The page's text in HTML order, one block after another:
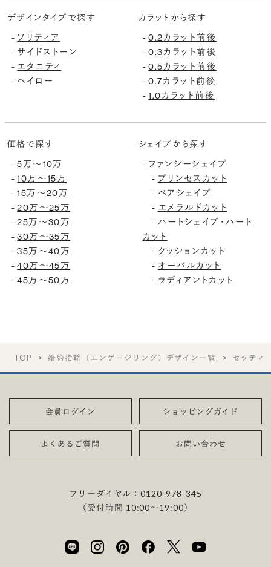
デザインタイプで探す
- ソリティア
- サイドストーン
- エタニティ
- ヘイロー
カラットから探す
-0.2カラット前後
-0.3カラット前後
-0.5カラット前後
-0.7カラット前後
-1.0カラット前後
価格で探す
-5万〜10万
-10万〜15万
-15万〜20万
-20万〜25万
-25万〜30万
-30万〜35万
-35万〜40万
-40万〜45万
-45万〜50万
シェイプから探す
- ファンシーシェイプ
- プリンセスカット
- ペアシェイプ
- エメラルドカット
- ハートシェイプ・ハート
カット
- クッションカット
- オーバルカット
- ラディアントカット
TOP 婚約指輪（エンゲージリング）デザイン一覧 セッティ
会員ログイン ショッピングガイド
よくあるご質問 お問い合わせ
フリーダイヤル：0120-978-345
（受付時間 10:00〜19:00）